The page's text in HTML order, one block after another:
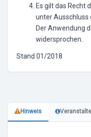
Es gilt das Recht
unter Ausschluss
Der Anwendung
widersprochen.
Stand 01/2018
Hinweis